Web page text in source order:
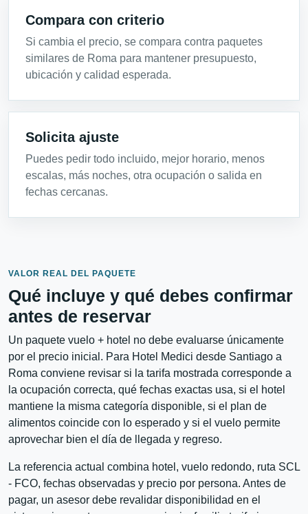
Compara con criterio
Si cambia el precio, se compara contra paquetes
similares de Roma para mantener presupuesto,
ubicación y calidad esperada.
Solicita ajuste
Puedes pedir todo incluido, mejor horario, menos
escalas, más noches, otra ocupación o salida en
fechas cercanas.
VALOR REAL DEL PAQUETE
Qué incluye y qué debes confirmar
antes de reservar
Un paquete vuelo + hotel no debe evaluarse únicamente
por el precio inicial. Para Hotel Medici desde Santiago a
Roma conviene revisar si la tarifa mostrada corresponde a
la ocupación correcta, qué fechas exactas usa, si el hotel
mantiene la misma categoría disponible, si el plan de
alimentos coincide con lo esperado y si el vuelo permite
aprovechar bien el día de llegada y regreso.
La referencia actual combina hotel, vuelo redondo, ruta SCL
- FCO, fechas observadas y precio por persona. Antes de
pagar, un asesor debe revalidar disponibilidad en el